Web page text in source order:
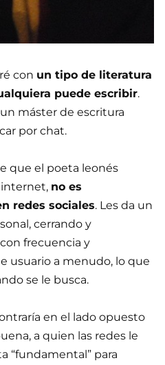
con un tipo de literatura
puede escribir.
máster de escritura
por chat.
que el poeta leonés
no es
redes sociales. Les da un
cerrando y
frecuencia y
usuario a menudo, lo que
se le busca.
en el lado opuesto
a quien las redes le
“fundamental” para